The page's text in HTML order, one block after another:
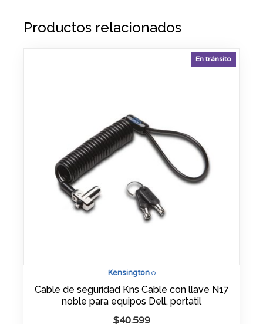
Productos relacionados
Kensington®
En tránsito
Cable de seguridad Kns Cable con llave N17
noble para equipos Dell, portatil
$40.599